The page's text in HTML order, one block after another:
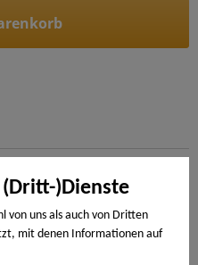
)Dienste
von uns als auch von Dritten
mit denen Informationen auf
von Ihrem Endgerät abgerufen
Protect Oberfläche ist
all...